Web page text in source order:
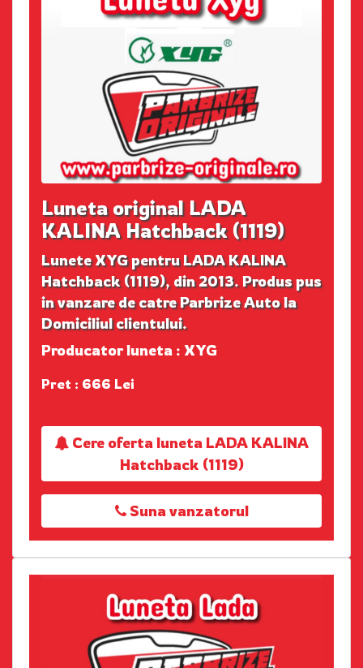
Luneta original LADA
KALINA Hatchback (1119)
Lunete XYG pentru LADA KALINA
Hatchback (1119), din 2013. Produs pus
in vanzare de catre Parbrize Auto la
Domiciliul clientului.
Producator luneta : XYG
Pret : 666 Lei
Cere oferta luneta LADA KALINA
Hatchback (1119)
Suna vanzatorul